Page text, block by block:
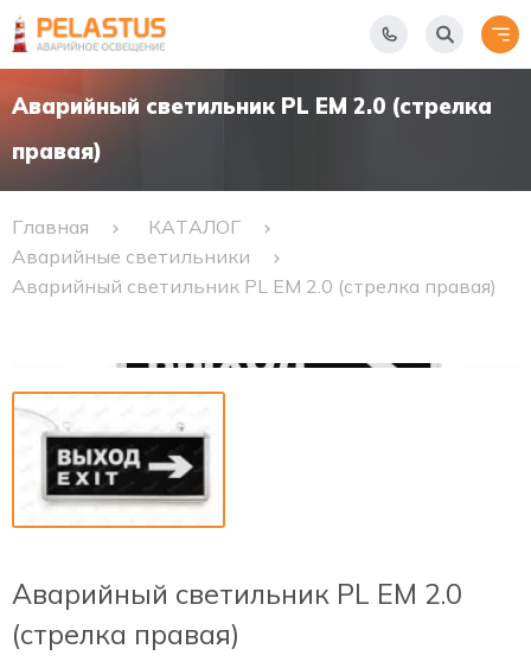
Аварийный светильник PL EM 2.0 (стрелка
правая)
Главная
КАТАЛОГ
Аварийные светильники
Аварийный светильник PL EM 2.0 (стрелка правая)
Аварийный светильник PL EM 2.0
(стрелка правая)